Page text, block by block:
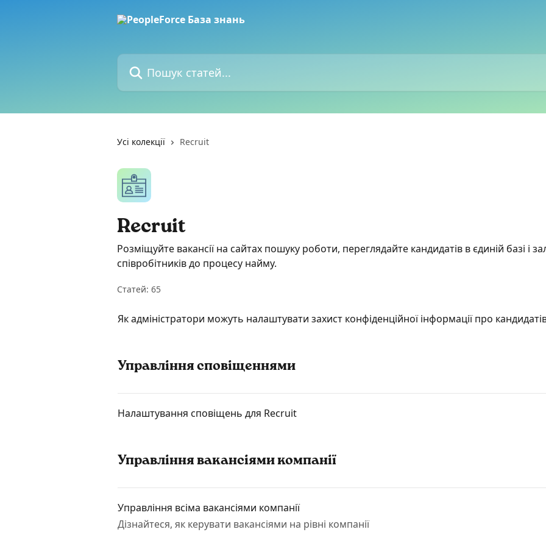
Пошук статей...
Усі колекції Recruit
Recruit
Pозміщуйте вакансії на сайтах пошуку роботи, переглядайте кандидатів в єдиній базі і
співробітників до процесу найму.
Статей: 65
Як адміністратори можуть налаштувати захист конфіденційної інформації про
Управління сповіщеннями
Налаштування сповіщень для Recruit
Управління вакансіями компанії
Управління всіма вакансіями компанії
Дізнайтеся, як керувати вакансіями на рівні компанії